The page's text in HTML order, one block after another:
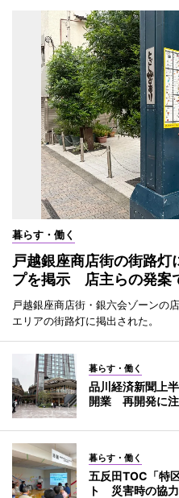
暮らす・働く
戸越銀座商店街の街路灯
プを掲示 店主らの発案
戸越銀座商店街・銀六会ゾーンの
エリアの街路灯に掲出された。
暮らす・働く
品川経済新聞上
開業 再開発に注
暮らす・働く
五反田TOC「特
ト 災害時の協